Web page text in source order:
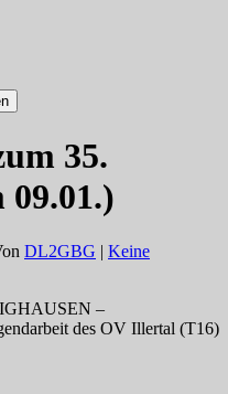
35.
DL2GBG | Keine
–
des OV Illertal (T16)